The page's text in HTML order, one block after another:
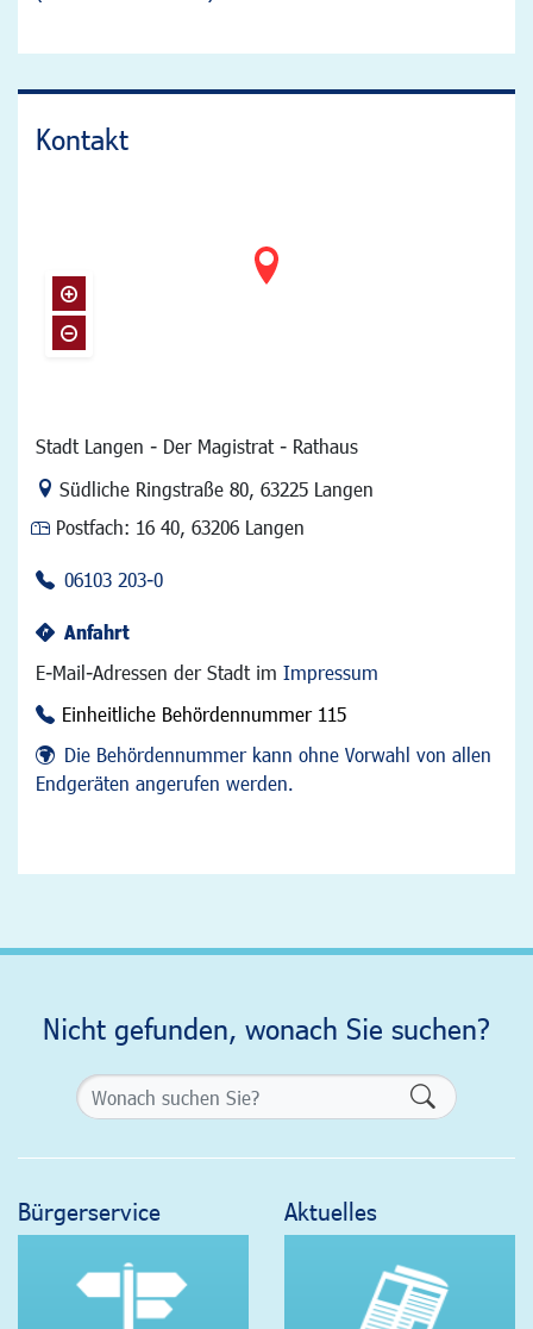
Kontakt
Stadt Langen - Der Magistrat - Rathaus
Link zur Google-Maps Navigation
Südliche Ringstraße 80, 63225 Langen
Postfach: 16 40, 63206 Langen
06103 203-0
Anfahrt
E-Mail-Adressen der Stadt im Impressum
Einheitliche Behördennummer 115
Die Behördennummer kann ohne Vorwahl von allen
Endgeräten angerufen werden.
Nicht gefunden, wonach Sie suchen?
Bürgerservice Aktuelles